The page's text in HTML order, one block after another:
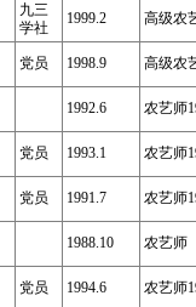
九三
学社
1999.2 高级农
党员 1998.9 高级农
1992.6 农艺师
党员 1993.1 农艺师
党员 1991.7 农艺师
1988.10 农艺师
党员 1994.6 农艺师